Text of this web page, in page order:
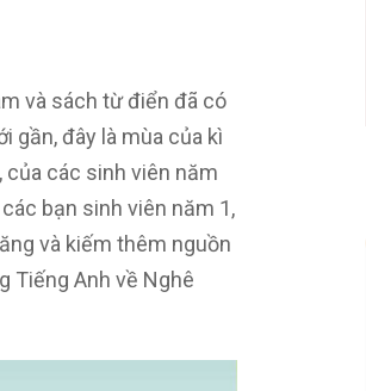
và sách từ điển đã có
gần, đây là mùa của kì
các sinh viên năm
bạn sinh viên năm 1,
và kiếm thêm nguồn
Tiếng Anh về Nghê